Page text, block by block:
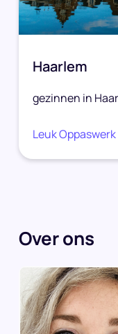
Haarlem
gezinnen in
Leuk
Over ons